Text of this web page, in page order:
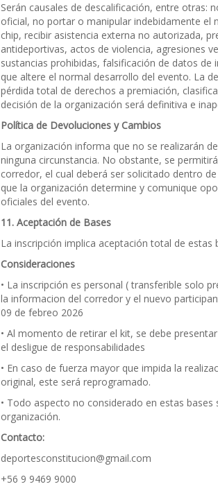
Serán causales de descalificación, entre otras:
oficial, no portar o manipular indebidamente el
chip, recibir asistencia externa no autorizada,
antideportivas, actos de violencia, agresiones
sustancias prohibidas, falsificación de datos de
que altere el normal desarrollo del evento. La
pérdida total de derechos a premiación,
decisión de la organización será definitiva e
Política de Devoluciones y Cambios
La organización informa que no se realizarán
ninguna circunstancia. No obstante, se
corredor, el cual deberá ser solicitado dentro
que la organización determine y comunique
oficiales del evento.
11. Aceptación de Bases
La inscripción implica aceptación total de estas
Consideraciones
• La inscripción es personal ( transferible solo
la informacion del corredor y el nuevo
09 de febreo 2026
• Al momento de retirar el kit, se debe
el desligue de responsabilidades
• En caso de fuerza mayor que impida la
original, este será reprogramado.
• Todo aspecto no considerado en estas bases
organización.
Contacto:
deportesconstitucion@gmail.com
+56 9 9469 9000